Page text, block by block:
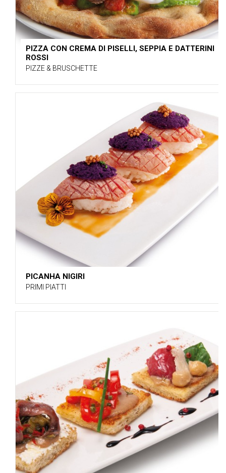
PIZZA CON CREMA DI PISELLI, SEPPIA E DATTERINI
ROSSI
PIZZE & BRUSCHETTE
PICANHA NIGIRI
PRIMI PIATTI